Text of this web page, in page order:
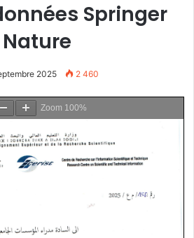
Springer
Nature
2025 2 460
Zoom 100%